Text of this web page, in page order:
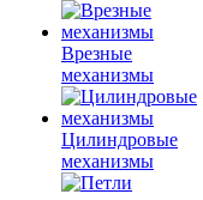
Врезные
механизмы
Цилиндровые
механизмы